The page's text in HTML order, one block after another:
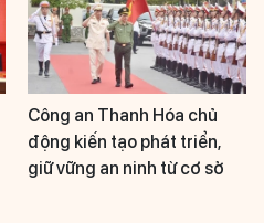
Công an Thanh Hóa chủ
động kiến tạo phát triển,
giữ vững an ninh từ cơ sở